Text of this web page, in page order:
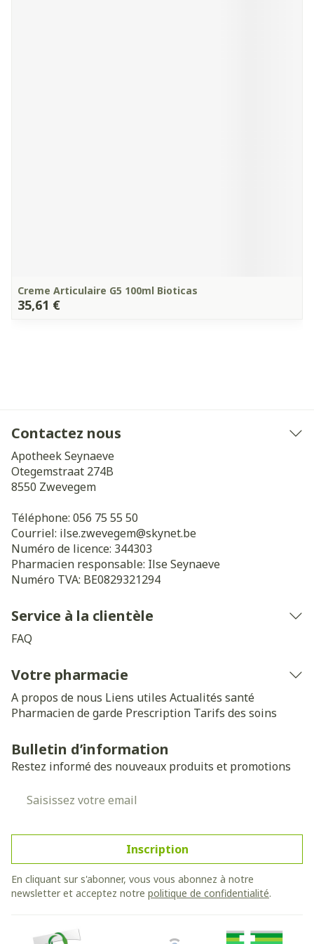
Creme Articulaire G5 100ml Bioticas
35,61 €
Contactez nous
Apotheek Seynaeve
Otegemstraat 274B
8550 Zwevegem
Téléphone: 056 75 55 50
Courriel: ilse.zwevegem@skynet.be
Numéro de licence: 344303
Pharmacien responsable: Ilse Seynaeve
Numéro TVA: BE0829321294
Service à la clientèle
FAQ
Votre pharmacie
A propos de nous Liens utiles Actualités santé
Pharmacien de garde Prescription Tarifs des soins
Bulletin d’information
Restez informé des nouveaux produits et promotions
Inscription
En cliquant sur s'abonner, vous vous abonnez à notre
newsletter et acceptez notre politique de confidentialité.